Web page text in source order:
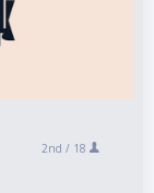
2nd / 18